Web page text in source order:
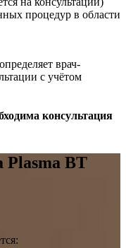
процедур в области
врач-
с учётом
консультация
Plasma BT